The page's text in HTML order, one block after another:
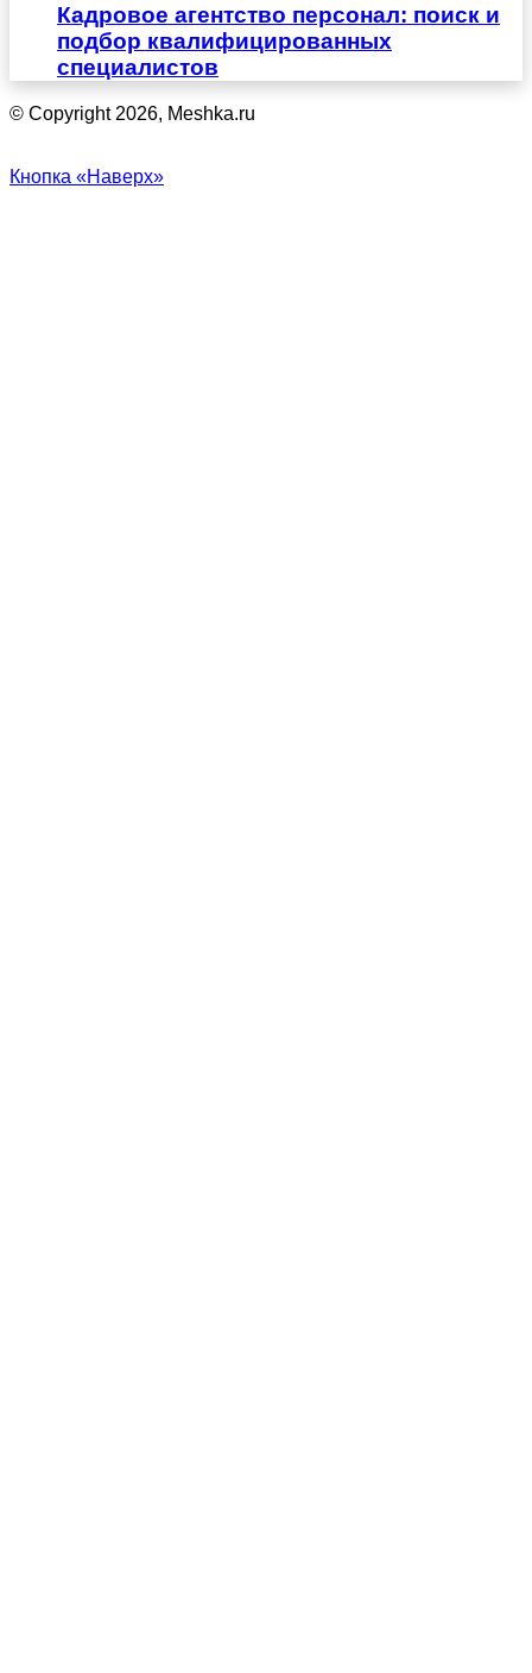
Кадровое агентство персонал: поиск и
подбор квалифицированных
специалистов
© Copyright 2026, Meshka.ru
Кнопка «Наверх»